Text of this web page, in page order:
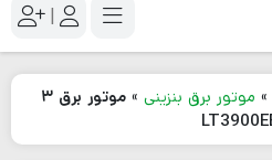
|
» موتور برق بنزینی »
موتور برق ۳